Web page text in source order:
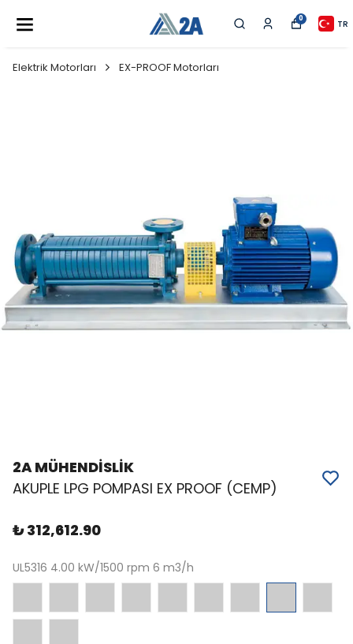
0 TR
Elektrik Motorları EX-PROOF Motorları
2A MÜHENDİSLİK
AKUPLE LPG POMPASI EX PROOF (CEMP)
₺ 312,612.90
UL5316 4.00 kW/1500 rpm 6 m3/h